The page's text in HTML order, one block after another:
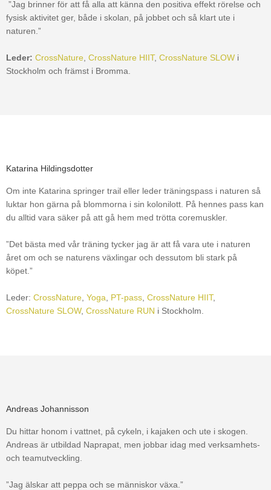
”Jag brinner för att få alla att känna den positiva effekt rörelse och
fysisk aktivitet ger, både i skolan, på jobbet och så klart ute i
naturen.”
Leder: CrossNature CrossNature HIIT, CrossNature SLOW i
Stockholm och främst i Bromma.
Katarina Hildingsdotter
Om inte Katarina springer trail eller leder träningspass i naturen så
luktar hon gärna på blommorna i sin kolonilott. På hennes pass kan
du alltid vara säker på att gå hem med trötta coremuskler.
”Det bästa med vår träning tycker jag är att få vara ute i naturen
året om och se naturens växlingar och dessutom bli stark på
köpet.”
Leder: CrossNature, Yoga, PT-pass, CrossNature HIIT,
CrossNature SLOW, CrossNature RUN i Stockholm.
Andreas Johannisson
Du hittar honom i vattnet, på cykeln, i kajaken och ute i skogen.
Andreas är utbildad Naprapat, men jobbar idag med verksamhets-
och teamutveckling.
”Jag älskar att peppa och se människor växa.”